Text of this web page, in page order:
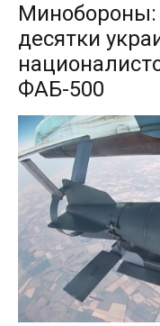
Минобороны:
десятки
ФАБ-500